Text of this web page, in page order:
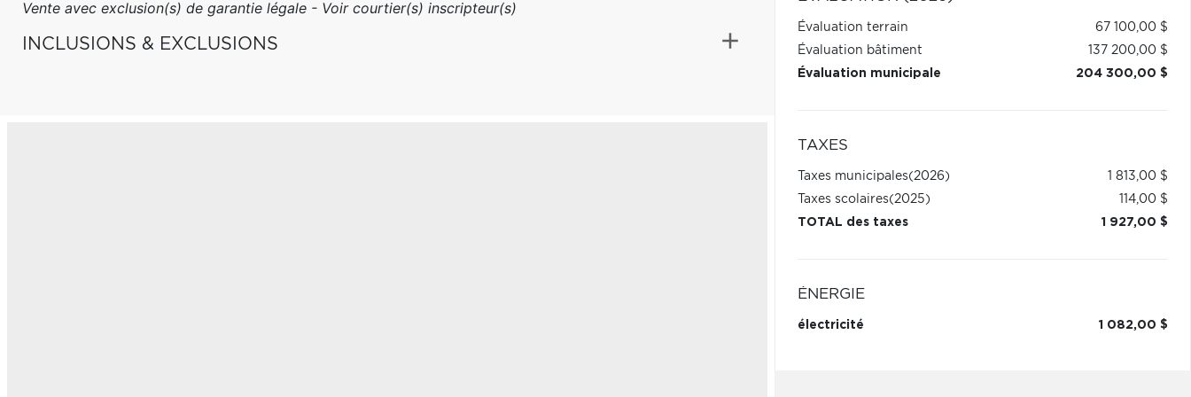
Vente avec exclusion(s) de garantie légale - Voir courtier(s) inscripteur(s)
INCLUSIONS & EXCLUSIONS
Évaluation terrain
67 100,00 $
Évaluation bâtiment
137 200,00 $
Évaluation municipale
204 300,00 $
TAXES
Taxes municipales(2026)
1 813,00 $
Taxes scolaires(2025)
114,00 $
TOTAL des taxes
1 927,00 $
ÉNERGIE
électricité 1 082,00 $